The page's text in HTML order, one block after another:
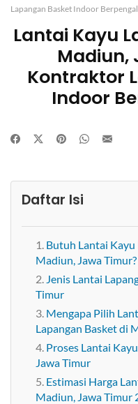
Lapangan Basket Indoor
Lantai Kayu
Madiun,
Kontraktor
Indoor
Daftar Isi
Butuh Lantai Kayu
Madiun, Jawa Timur?
Jenis Lantai
Timur
Mengapa Pilih
Lapangan Basket di
Proses Lantai
Jawa Timur
Estimasi Harga
Madiun, Jawa Timur